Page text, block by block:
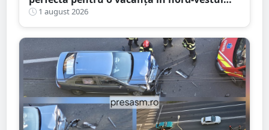
României
1 august 2026